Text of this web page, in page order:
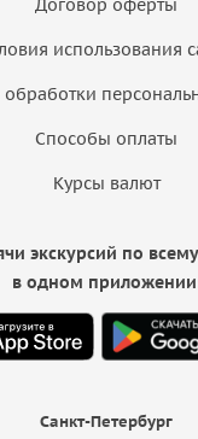
Договор оферты
использования
обработки
Способы оплаты
Курсы валют
Санкт-Петербург
экскурсий по
в одном